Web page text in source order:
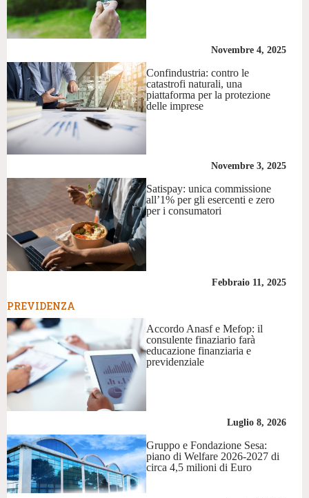
Novembre 4, 2025
Confindustria: contro le
catastrofi naturali, una
piattaforma per la protezione
delle imprese
Novembre 3, 2025
Satispay: unica commissione
all’1% per gli esercenti e zero
per i consumatori
Febbraio 11, 2025
PREVIDENZA
Accordo Anasf e Mefop: il
consulente finaziario farà
educazione finanziaria e
previdenziale
Luglio 8, 2026
Gruppo e Fondazione Sesa:
piano di Welfare 2026-2027 di
circa 4,5 milioni di Euro